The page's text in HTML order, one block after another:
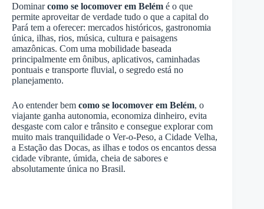
Dominarcomo se locomover em Belém é o que
permite aproveitar de verdade tudo o que a capital do
Pará tem a oferecer: mercados históricos, gastronomia
única, ilhas, rios, música, cultura e paisagens
amazônicas. Com uma mobilidade baseada
principalmente em ônibus, aplicativos, caminhadas
pontuais e transporte fluvial, o segredo está no
planejamento.
Ao entender bem como se locomover em Belém, o
viajante ganha autonomia, economiza dinheiro, evita
desgaste com calor e trânsito e consegue explorar com
muito mais tranquilidade o Ver-o-Peso, a Cidade Velha,
a Estação das Docas, as ilhas e todos os encantos dessa
cidade vibrante, úmida, cheia de sabores e
absolutamente única no Brasil.